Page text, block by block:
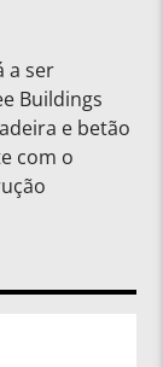
a ser
Buildings
e betão
com o